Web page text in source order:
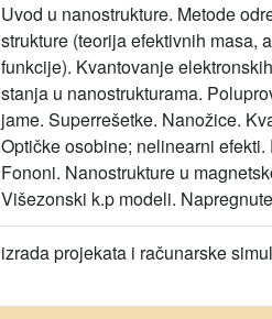
Uvod u nanostrukture. Metode
strukture (teorija efektivnih masa,
funkcije). Kvantovanje
stanja u nanostrukturama.
jame. Superrešetke. Nanožice.
Optičke osobine; nelinearni efekti.
Fononi. Nanostrukture u
Višezonski k.p modeli.
izrada projekata i računarske